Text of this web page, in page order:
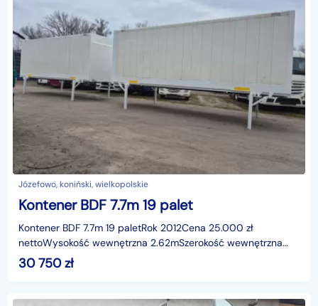
Józefowo, koniński, wielkopolskie
Kontener BDF 7.7m 19 palet
Kontener BDF 7.7m 19 paletRok 2012Cena 25.000 zł
nettoWysokość wewnętrzna 2.62mSzerokość wewnętrzna
2.48mJózefowo k. Przedecz (woj. wielkopolskie),
30 750zł